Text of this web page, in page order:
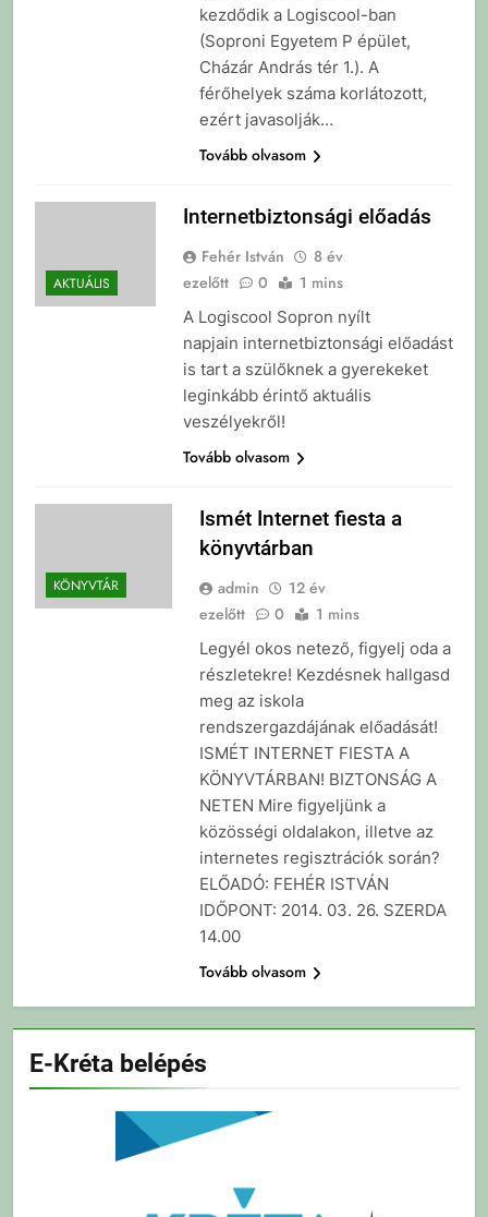
kezdődik a Logiscool-ban
(Soproni Egyetem P épület,
Cházár András tér 1.). A
férőhelyek száma korlátozott,
ezért javasolják…
Tovább olvasom
AKTUÁLIS
Internetbiztonsági előadás
Fehér István
8 év
ezelőtt
0 1 mins
A Logiscool Sopron nyílt
napjain internetbiztonsági előadást
is tart a szülőknek a gyerekeket
leginkább érintő aktuális
veszélyekről!
Tovább olvasom
KÖNYVTÁR
Ismét Internet fiesta a
könyvtárban
admin
12 év
ezelőtt
0 1 mins
Legyél okos netező, figyelj oda a
részletekre! Kezdésnek hallgasd
meg az iskola
rendszergazdájának előadását!
ISMÉT INTERNET FIESTA A
KÖNYVTÁRBAN! BIZTONSÁG A
NETEN Mire figyeljünk a
közösségi oldalakon, illetve az
internetes regisztrációk során?
ELŐADÓ: FEHÉR ISTVÁN
IDŐPONT: 2014. 03. 26. SZERDA
14.00
Tovább olvasom
E-Kréta belépés